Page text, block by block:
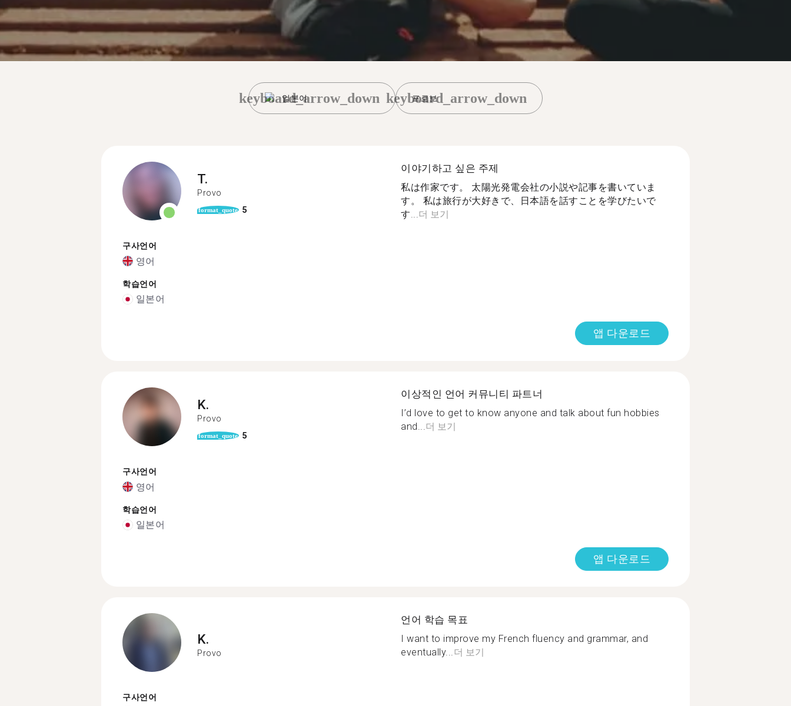
일본어
keyboard_arrow_down 프로보
keyboard_arrow_down
T.
Provo
format_quote 5
구사언어
영어
학습언어
일본어
이야기하고 싶은 주제
私は作家です。 太陽光発電会社の小説や記事を書いていま
す。 私は旅行が大好きで、日本語を話すことを学びたいで
す...더 보기
앱 다운로드
K.
Provo
format_quote 5
구사언어
영어
학습언어
일본어
이상적인 언어 커뮤니티 파트너
I’d love to get to know anyone and talk about fun hobbies
and...더 보기
앱 다운로드
K.
Provo
구사언어
언어 학습 목표
I want to improve my French fluency and grammar, and
eventually...더 보기